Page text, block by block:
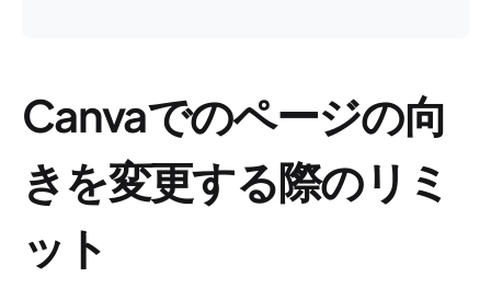
Canvaでのページの向
きを変更する際のリミ
ット